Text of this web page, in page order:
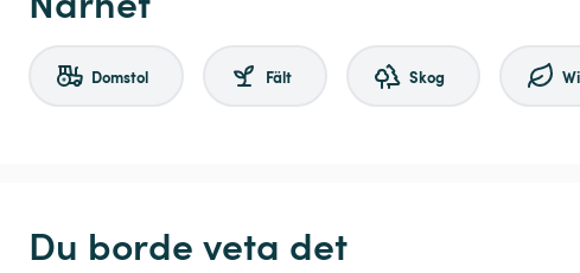
Domstol Fält Skog
Du borde veta det